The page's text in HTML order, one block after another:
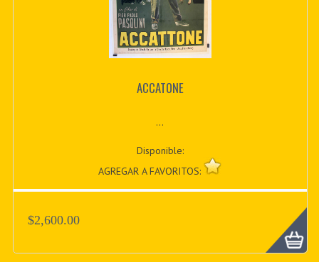
ACCATONE
...
Disponible:
AGREGAR A FAVORITOS:
$2,600.00